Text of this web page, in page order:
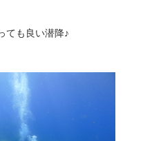
ても良い潜降♪